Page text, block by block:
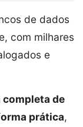
de dados
com milhares
e
completa de
prática,